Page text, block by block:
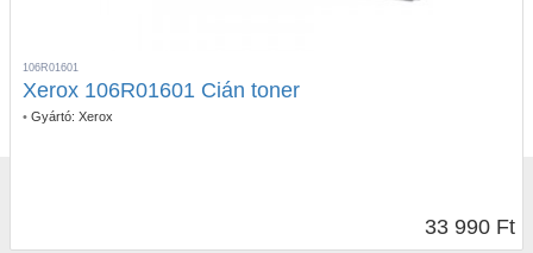
106R01601
Xerox 106R01601 Cián toner
• Gyártó: Xerox
33 990 Ft